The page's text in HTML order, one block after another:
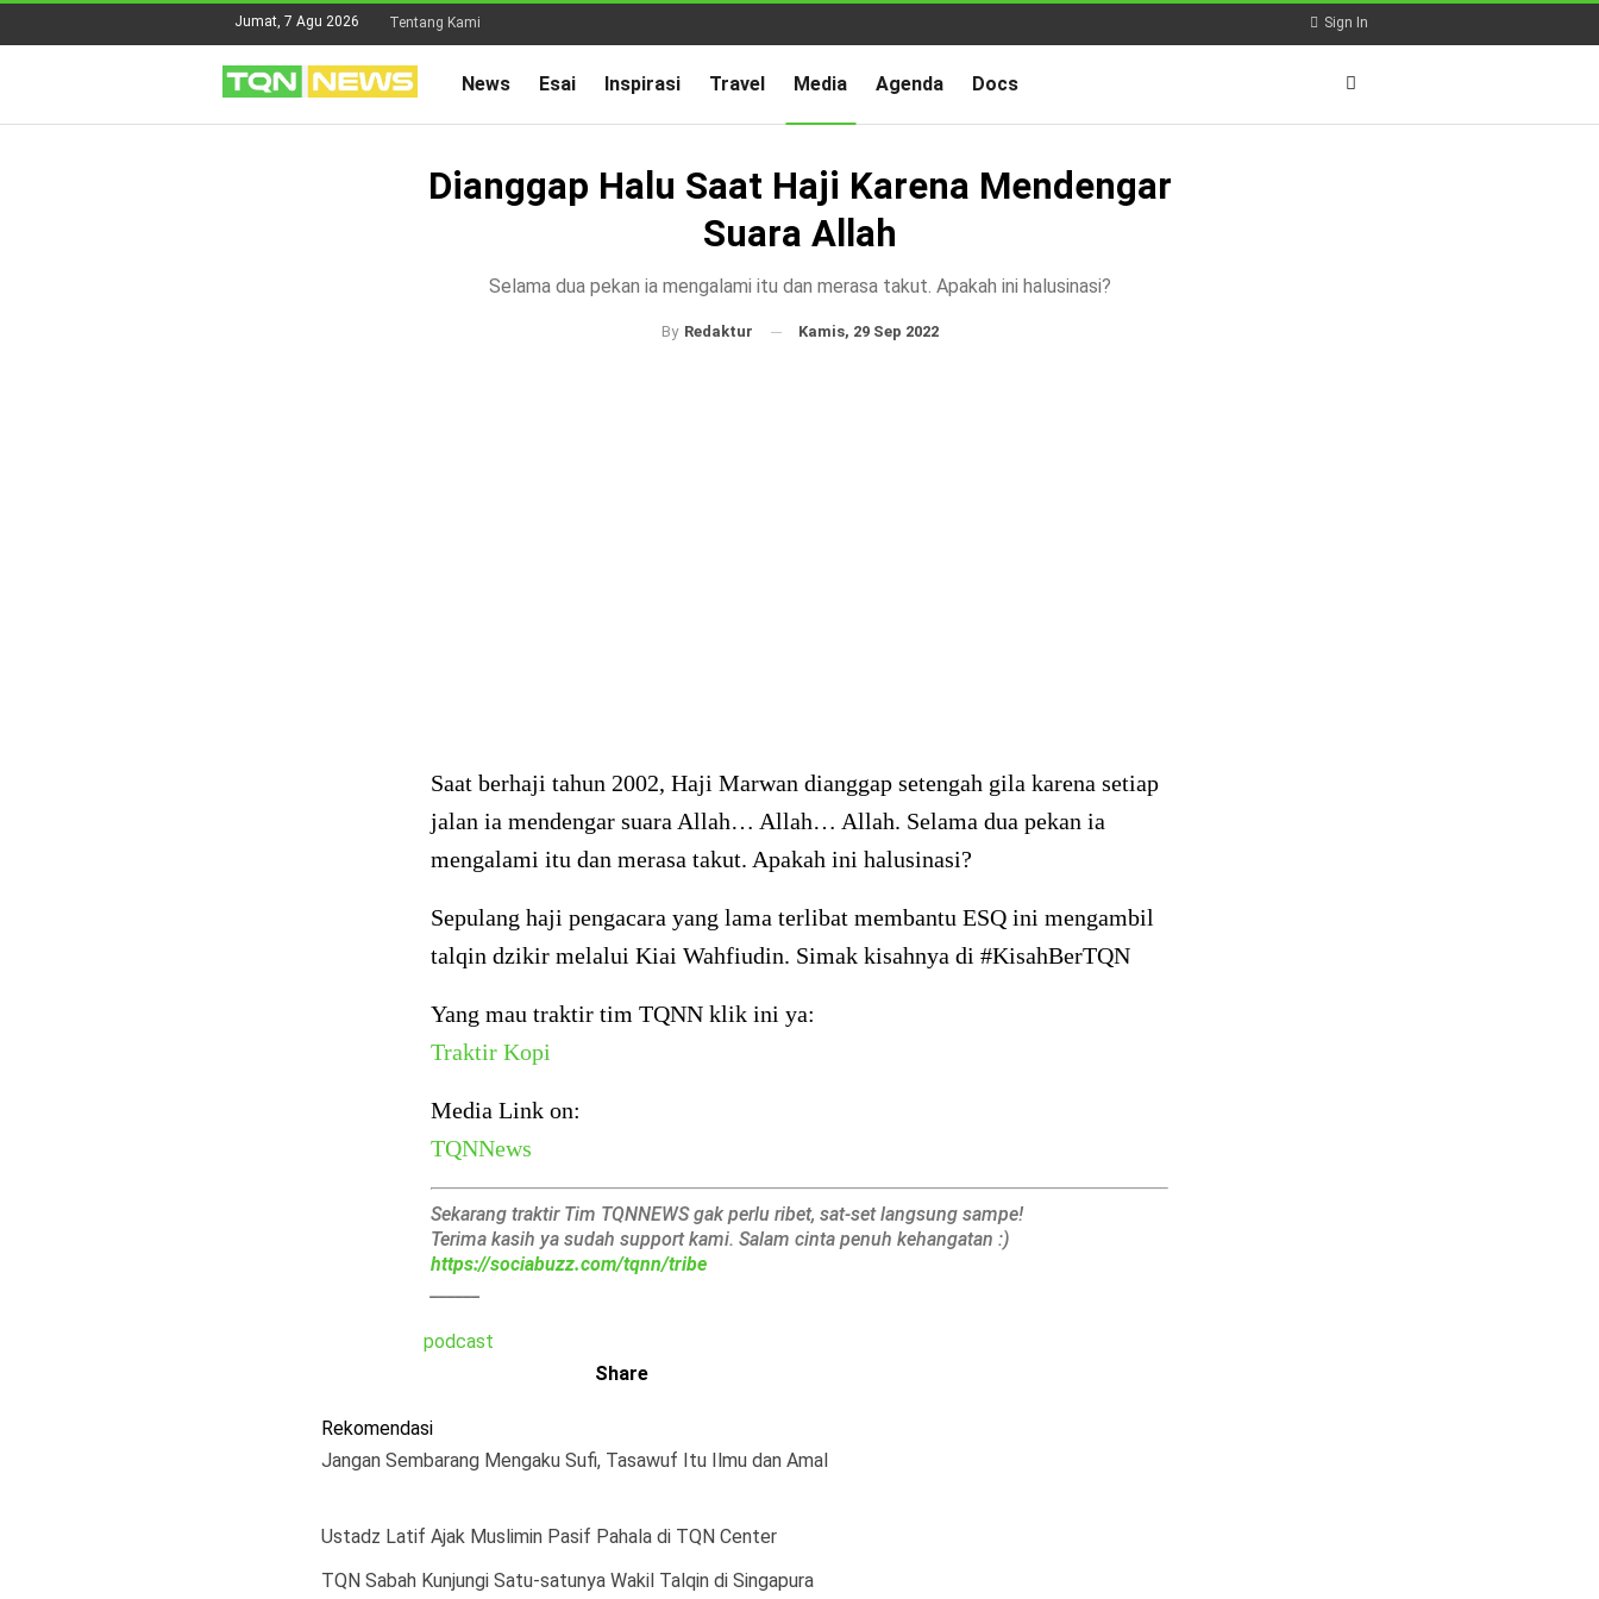
Sign In
Jumat, 7 Agu 2026 Tentang Kami
News Esai Inspirasi Travel Media Agenda Docs
Dianggap Halu Saat Haji Karena Mendengar
Suara Allah
Selama dua pekan ia mengalami itu dan merasa takut. Apakah ini halusinasi?
By Redaktur Kamis, 29 Sep 2022
Saat berhaji tahun 2002, Haji Marwan dianggap setengah gila karena setiap
jalan ia mendengar suara Allah… Allah… Allah. Selama dua pekan ia
mengalami itu dan merasa takut. Apakah ini halusinasi?
Sepulang haji pengacara yang lama terlibat membantu ESQ ini mengambil
talqin dzikir melalui Kiai Wahfiudin. Simak kisahnya di #KisahBerTQN
Yang mau traktir tim TQNN klik ini ya:
Traktir Kopi
Media Link on:
TQNNews
Sekarang traktir Tim TQNNEWS gak perlu ribet, sat-set langsung sampe!
Terima kasih ya sudah support kami. Salam cinta penuh kehangatan :)
https://sociabuzz.com/tqnn/tribe
podcast
Share
Rekomendasi
Jangan Sembarang Mengaku Sufi, Tasawuf Itu Ilmu dan Amal
Ustadz Latif Ajak Muslimin Pasif Pahala di TQN Center
TQN Sabah Kunjungi Satu-satunya Wakil Talqin di Singapura